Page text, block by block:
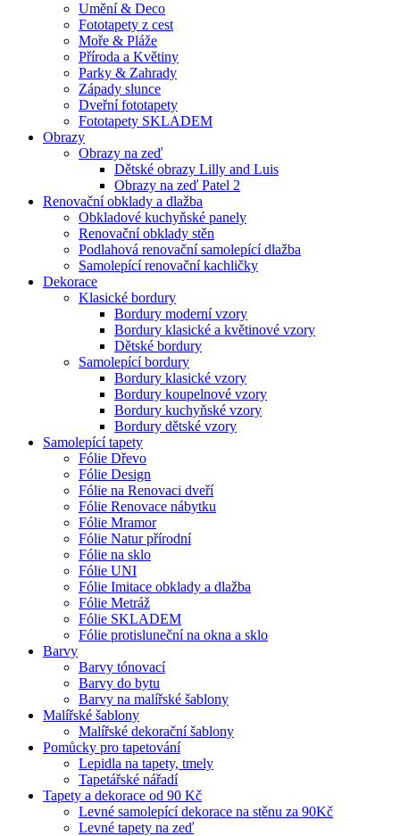
Umění & Deco
Fototapety z cest
Moře & Pláže
Příroda a Květiny
Parky & Zahrady
Západy slunce
Dveřní fototapety
Fototapety SKLADEM
Obrazy
Obrazy na zeď
Dětské obrazy Lilly and Luis
Obrazy na zeď Patel 2
Renovační obklady a dlažba
Obkladové kuchyňské panely
Renovační obklady stěn
Podlahová renovační samolepící dlažba
Samolepící renovační kachličky
Dekorace
Klasické bordury
Bordury moderní vzory
Bordury klasické a květinové vzory
Dětské bordury
Samolepící bordury
Bordury klasické vzory
Bordury koupelnové vzory
Bordury kuchyňské vzory
Bordury dětské vzory
Samolepící tapety
Fólie Dřevo
Fólie Design
Fólie na Renovaci dveří
Fólie Renovace nábytku
Fólie Mramor
Fólie Natur přírodní
Fólie na sklo
Fólie UNI
Fólie Imitace obklady a dlažba
Fólie Metráž
Fólie SKLADEM
Fólie protisluneční na okna a sklo
Barvy
Barvy tónovací
Barvy do bytu
Barvy na malířské šablony
Malířské šablony
Malířské dekorační šablony
Pomůcky pro tapetování
Lepidla na tapety, tmely
Tapetářské nářadí
Tapety a dekorace od 90 Kč
Levné samolepící dekorace na stěnu za 90Kč
Levné tapety na zeď